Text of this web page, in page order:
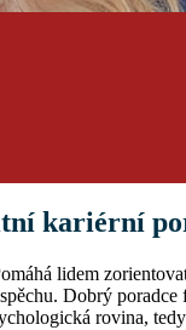
kariérní
lidem
Dobrý
rovina,